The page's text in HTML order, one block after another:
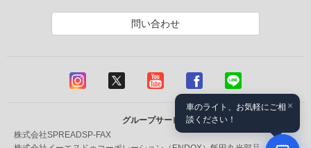
問い合わせ
グループサービス
株式会社SPREADSP-FAX
×
車のライト、お気軽にご相
談ください！